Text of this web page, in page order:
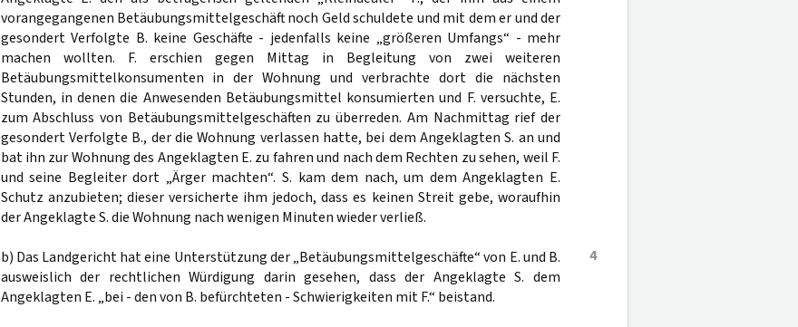
vorangegangenen Betäubungsmittelgeschäft noch Geld schuldete und mit dem er und der
gesondert Verfolgte B. keine Geschäfte - jedenfalls keine „größeren Umfangs“ - mehr
machen wollten. F. erschien gegen Mittag in Begleitung von zwei weiteren
Betäubungsmittelkonsumenten in der Wohnung und verbrachte dort die nächsten
Stunden, in denen die Anwesenden Betäubungsmittel konsumierten und F. versuchte, E.
zum Abschluss von Betäubungsmittelgeschäften zu überreden. Am Nachmittag rief der
gesondert Verfolgte B., der die Wohnung verlassen hatte, bei dem Angeklagten S. an und
bat ihn zur Wohnung des Angeklagten E. zu fahren und nach dem Rechten zu sehen, weil F.
und seine Begleiter dort „Ärger machten“. S. kam dem nach, um dem Angeklagten E.
Schutz anzubieten; dieser versicherte ihm jedoch, dass es keinen Streit gebe, woraufhin
der Angeklagte S. die Wohnung nach wenigen Minuten wieder verließ.
4
b) Das Landgericht hat eine Unterstützung der „Betäubungsmittelgeschäfte“ von E. und B.
ausweislich der rechtlichen Würdigung darin gesehen, dass der Angeklagte S. dem
Angeklagten E. „bei - den von B. befürchteten - Schwierigkeiten mit F.“ beistand.